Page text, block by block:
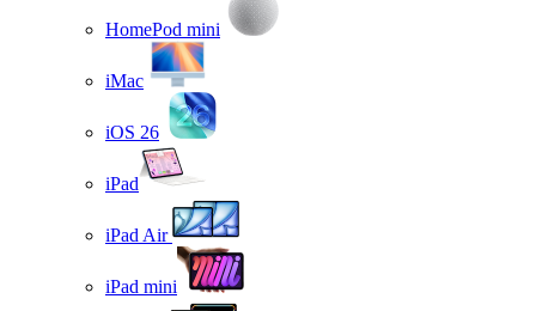
HomePod mini
iMac
iOS 26
iPad
iPad Air
iPad mini